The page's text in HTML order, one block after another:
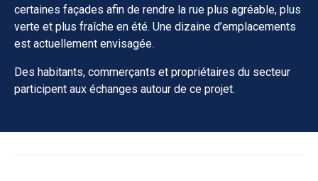
certaines façades afin de rendre la rue plus agréable, plus
verte et plus fraîche en été. Une dizaine d’emplacements
est actuellement envisagée.
Des habitants, commerçants et propriétaires du secteur
participent aux échanges autour de ce projet.